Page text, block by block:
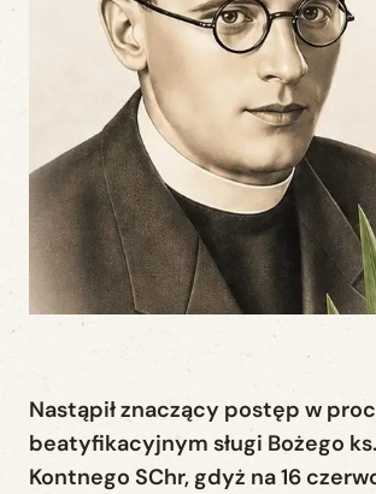
Nastąpił znaczący postęp w
beatyfikacyjnym sługi Bożego ks.
Kontnego SChr, gdyż na 16